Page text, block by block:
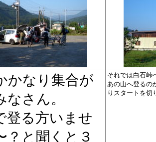
かなり集合が
なさん。
登る方いませ
？と聞くと３
それでは白石峠
あの山へ登るの
りスタートを切